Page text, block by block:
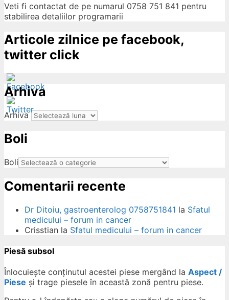
Veti fi contactat de pe numarul 0758 751 841 pentru
stabilirea detaliilor programarii
Articole zilnice pe facebook,
twitter click
Arhiva
Arhiva
Boli
Boli
Comentarii recente
Dr Ditoiu, gastroenterolog 0758751841 la Sfatul
medicului – forum in cancer
Crisstian la Sfatul medicului – forum in cancer
Piesă subsol
Înlocuiește conținutul acestei piese mergând la Aspect /
Piese și trage piesele în această zonă pentru piese.